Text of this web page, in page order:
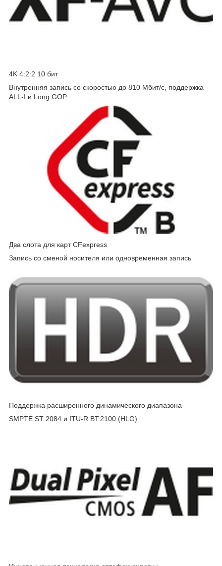
4K 4:2:2 10 бит
Внутренняя запись со скоростью до 810 Мбит/с, поддержка
ALL-I и Long GOP
Два слота для карт CFexpress
Запись со сменой носителя или одновременная запись
Поддержка расширенного динамического диапазона
SMPTE ST 2084 и ITU-R BT.2100 (HLG)